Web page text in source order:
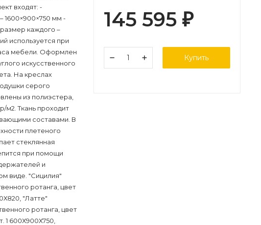
входят: -
1600×900×750 мм -
каждого –
используется при
мебели. Оформлен
искусственного
На креслах
серого
из полиэстера,
м2. Ткань проходит
составами. В
плетеного
стеклянная
при помощи
и
виде. "Сицилия"
ротанга, цвет
"Латте"
ротанга, цвет
1 600Х900Х750,
145 595 ₽
Купить